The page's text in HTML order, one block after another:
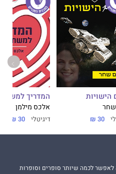
הישויות
שחר
30 ₪
המדריך
אלכס מילמן
דיגיטלי 30 ₪
לכמה שיותר סופרים וסופרות